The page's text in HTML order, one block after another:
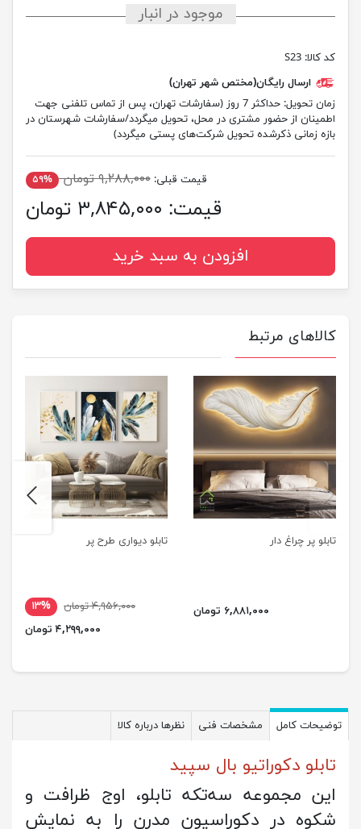
موجود در انبار
کد کالا: S23
ارسال رایگان(مختص شهر تهران)
زمان تحویل:
حداکثر 7 روز (سفارشات تهران، پس از تماس تلفنی جهت
اطمینان از حضور مشتری در محل، تحویل میگردد/سفارشات شهرستان در
بازه زمانی ذکرشده تحویل شرکت‌های پستی میگردد)
قیمت قبلی: ۹,۲۸۸,۰۰۰ تومان ۵۹%
قیمت: ۳,۸۴۵,۰۰۰ تومان
افزودن به سبد خرید
کالاهای مرتبط
تابلو پر چراغ دار
۶,۸۸۱,۰۰۰ تومان
تابلو دیواری طرح پر
۴,۹۵۶,۰۰۰ تومان
۱۳%
۴,۲۹۹,۰۰۰ تومان
previus
توضیحات کامل مشخصات فنی نظرها درباره کالا
تابلو دکوراتیو بال سپید
این مجموعه سه‌تکه تابلو، اوج ظرافت و
شکوه در دکوراسیون مدرن را به نمایش